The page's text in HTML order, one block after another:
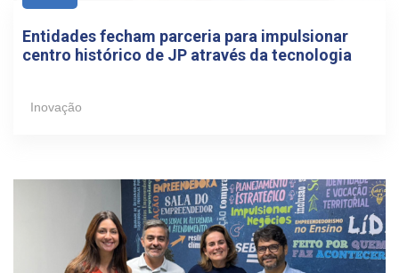
Entidades fecham parceria para impulsionar
centro histórico de JP através da tecnologia
Inovação